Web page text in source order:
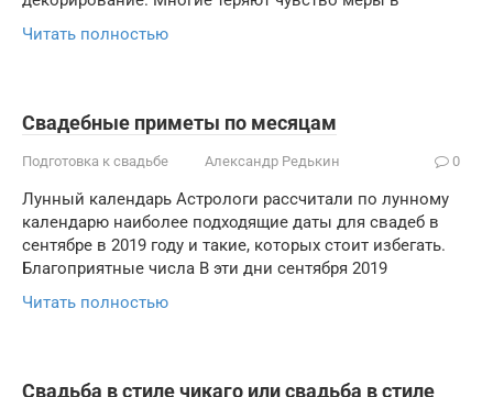
Читать полностью
Свадебные приметы по месяцам
Подготовка к свадьбе Александр Редькин 0
Лунный календарь Астрологи рассчитали по лунному
календарю наиболее подходящие даты для свадеб в
сентябре в 2019 году и такие, которых стоит избегать.
Благоприятные числа В эти дни сентября 2019
Читать полностью
Свадьба в стиле чикаго или свадьба в стиле